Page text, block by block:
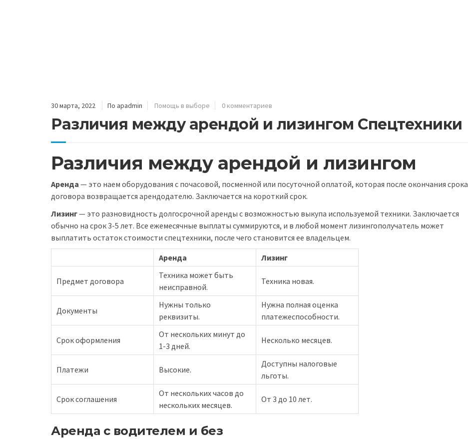
30 марта, 2022 По apadmin Помощь в выборе 0 комментариев
Различия между арендой и лизингом Спецтехники
Различия между арендой и лизингом
Аренда — это наем оборудования с почасовой, посменной или посуточной оплатой, которая после окончания срока
договора возвращается арендодателю. Заключается на короткий срок.
Лизинг— это разновидность долгосрочной аренды с возможностью выкупа используемой техники. Заключается
обычно на срок 3-5 лет. Все ежемесячные выплаты суммируются, и в любой момент лизингополучатель может
выплатить остаток стоимости спецтехники, после чего становится ее владельцем.
Аренда Лизинг
Предмет договора
Техника может быть
неисправной.
Техника новая.
Документы
Нужны только
реквизиты.
Нужна полная оценка
платежеспособности.
Срок оформления
От нескольких минут до
1-3 дней.
Несколько месяцев.
Платежи Высокие.
Доступны налоговые
льготы.
Срок соглашения
От нескольких часов до
нескольких месяцев.
От 3 до 10 лет.
Аренда с водителем и без